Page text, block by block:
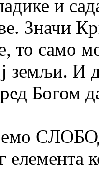
и
Значи
то само
земљи. И
Богом
елемента